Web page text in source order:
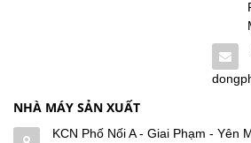
NHÀ MÁY SẢN XUẤT
KCN Phố Nối A - Giai Phạm - Yên